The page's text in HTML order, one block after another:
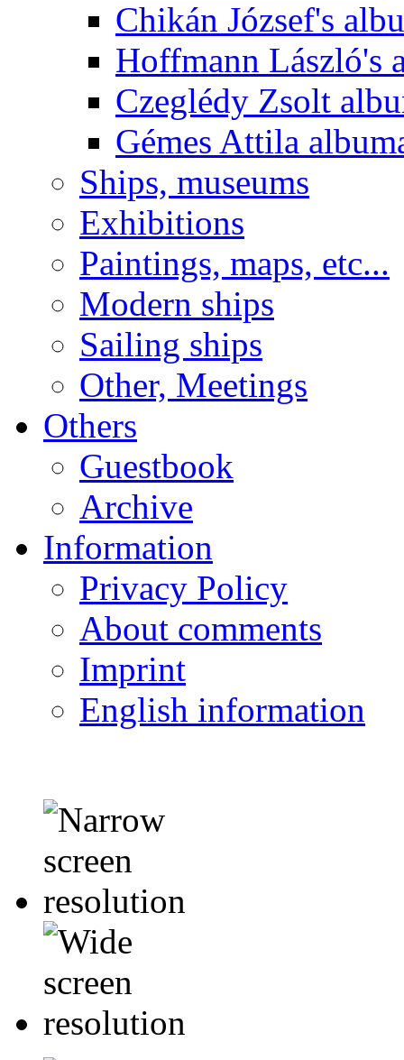
Chikán József's
Hoffmann László's
Czeglédy Zsolt
Gémes Attila
Ships, museums
Exhibitions
Paintings, maps, etc...
Modern ships
Sailing ships
Other, Meetings
Others
Guestbook
Archive
Information
Privacy Policy
About comments
Imprint
English information